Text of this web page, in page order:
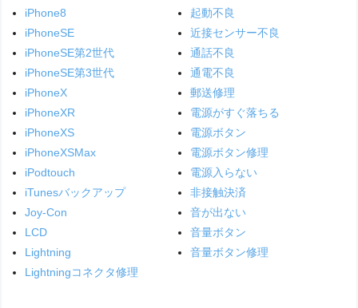
iPhone8
iPhoneSE
iPhoneSE第2世代
iPhoneSE第3世代
iPhoneX
iPhoneXR
iPhoneXS
iPhoneXSMax
iPodtouch
iTunesバックアップ
Joy-Con
LCD
Lightning
Lightningコネクタ修理
起動不良
近接センサー不良
通話不良
通電不良
郵送修理
電源がすぐ落ちる
電源ボタン
電源ボタン修理
電源入らない
非接触決済
音が出ない
音量ボタン
音量ボタン修理